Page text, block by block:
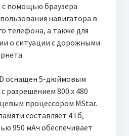
помощью браузера
навигатора в
телефона, а также для
о ситуации с дорожными
оснащен 5-дюймовым
разрешением 800 х 480
процессором MStar.
составляет 4 Гб,
950 мАч обеспечивает